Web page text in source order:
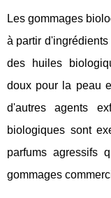
Les gommages
à partir
des huiles
doux pour la peau
d'autres agents
biologiques sont
parfums agressifs
gommages